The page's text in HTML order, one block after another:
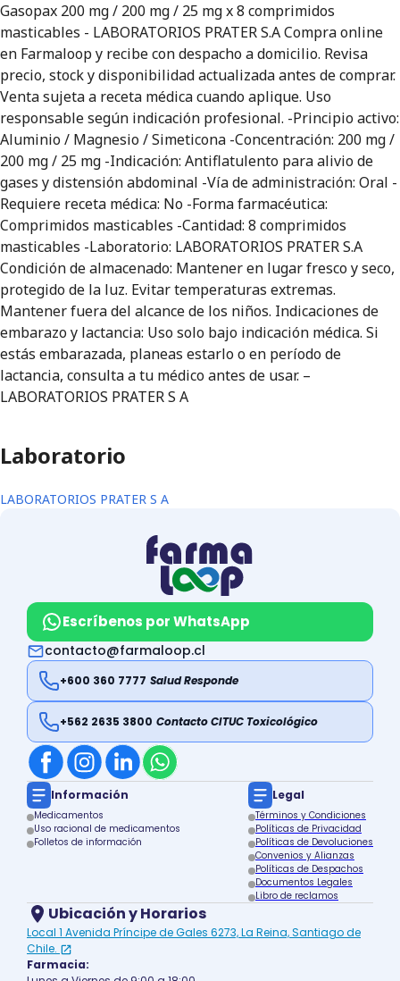
Gasopax 200 mg / 200 mg / 25 mg x 8 comprimidos
masticables - LABORATORIOS PRATER S.A Compra online
en Farmaloop y recibe con despacho a domicilio. Revisa
precio, stock y disponibilidad actualizada antes de comprar.
Venta sujeta a receta médica cuando aplique. Uso
responsable según indicación profesional. -Principio activo:
Aluminio / Magnesio / Simeticona -Concentración: 200 mg /
200 mg / 25 mg -Indicación: Antiflatulento para alivio de
gases y distensión abdominal -Vía de administración: Oral -
Requiere receta médica: No -Forma farmacéutica:
Comprimidos masticables -Cantidad: 8 comprimidos
masticables -Laboratorio: LABORATORIOS PRATER S.A
Condición de almacenado: Mantener en lugar fresco y seco,
protegido de la luz. Evitar temperaturas extremas.
Mantener fuera del alcance de los niños. Indicaciones de
embarazo y lactancia: Uso solo bajo indicación médica. Si
estás embarazada, planeas estarlo o en período de
lactancia, consulta a tu médico antes de usar. –
LABORATORIOS PRATER S A
Laboratorio
LABORATORIOS PRATER S A
Escríbenos por WhatsApp
contacto@farmaloop.cl
+600 360 7777 Salud Responde
+562 2635 3800 Contacto CITUC Toxicológico
Información
Medicamentos
Uso racional de medicamentos
Folletos de información
Legal
Términos y Condiciones
Políticas de Privacidad
Políticas de Devoluciones
Convenios y Alianzas
Políticas de Despachos
Documentos Legales
Libro de reclamos
Ubicación y Horarios
Local 1 Avenida Príncipe de Gales 6273, La Reina, Santiago de
Chile.
Farmacia: